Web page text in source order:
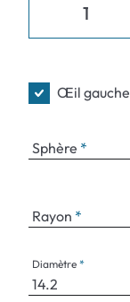
1
Œil gauche
Sphère
Rayon
Diamètre